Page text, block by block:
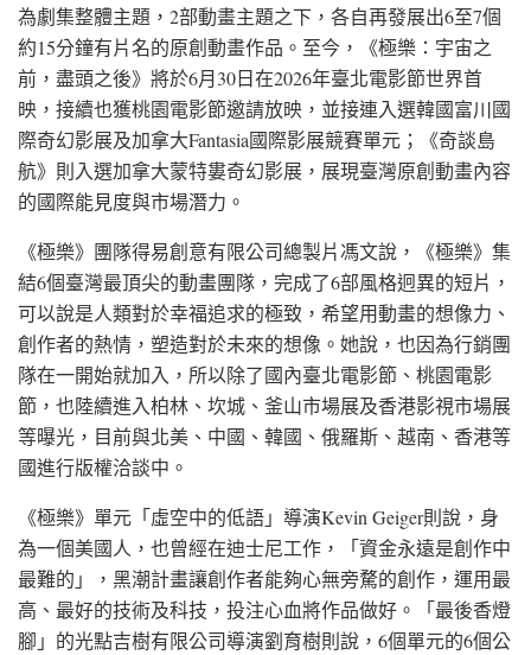
為劇集整體主題，2部動畫主題之下，各自再發展出6至7個
約15分鐘有片名的原創動畫作品。至今，《極樂：宇宙之
前，盡頭之後》將於6月30日在2026年臺北電影節世界首
映，接續也獲桃園電影節邀請放映，並接連入選韓國富川國
際奇幻影展及加拿大Fantasia國際影展競賽單元；《奇談島
航》則入選加拿大蒙特婁奇幻影展，展現臺灣原創動畫內容
的國際能見度與市場潛力。
《極樂》團隊得易創意有限公司總製片馮文說，《極樂》集
結6個臺灣最頂尖的動畫團隊，完成了6部風格迥異的短片，
可以說是人類對於幸福追求的極致，希望用動畫的想像力、
創作者的熱情，塑造對於未來的想像。她說，也因為行銷團
隊在一開始就加入，所以除了國內臺北電影節、桃園電影
節，也陸續進入柏林、坎城、釜山市場展及香港影視市場展
等曝光，目前與北美、中國、韓國、俄羅斯、越南、香港等
國進行版權洽談中。
《極樂》單元「虛空中的低語」導演Kevin Geiger則說，身
為一個美國人，也曾經在迪士尼工作，「資金永遠是創作中
最難的」，黑潮計畫讓創作者能夠心無旁騖的創作，運用最
高、最好的技術及科技，投注心血將作品做好。「最後香燈
腳」的光點吉樹有限公司導演劉育樹則說，6個單元的6個公